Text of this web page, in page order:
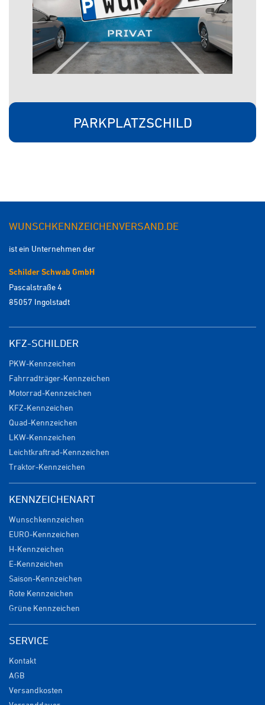
PARKPLATZSCHILD
WUNSCHKENNZEICHENVERSAND.DE
ist ein Unternehmen der
Schilder Schwab GmbH
Pascalstraße 4
85057 Ingolstadt
KFZ-SCHILDER
PKW-Kennzeichen
Fahrradträger-Kennzeichen
Motorrad-Kennzeichen
KFZ-Kennzeichen
Quad-Kennzeichen
LKW-Kennzeichen
Leichtkraftrad-Kennzeichen
Traktor-Kennzeichen
KENNZEICHENART
Wunschkennzeichen
EURO-Kennzeichen
H-Kennzeichen
E-Kennzeichen
Saison-Kennzeichen
Rote Kennzeichen
Grüne Kennzeichen
SERVICE
Kontakt
AGB
Versandkosten